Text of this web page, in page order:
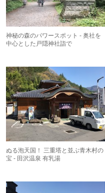
神秘の森のパワースポット - 奥社を
中心とした戸隠神社詣で
ぬる泡天国！ 三重塔と並ぶ青木村の
宝 - 田沢温泉 有乳湯